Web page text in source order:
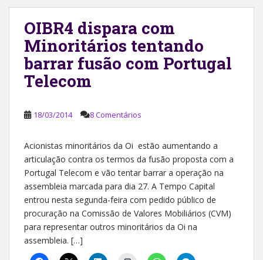
OIBR4 dispara com
Minoritários tentando
barrar fusão com Portugal
Telecom
18/03/2014 8 Comentários
Acionistas minoritários da Oi estão aumentando a
articulação contra os termos da fusão proposta com a
Portugal Telecom e vão tentar barrar a operação na
assembleia marcada para dia 27. A Tempo Capital
entrou nesta segunda-feira com pedido público de
procuração na Comissão de Valores Mobiliários (CVM)
para representar outros minoritários da Oi na
assembleia. […]